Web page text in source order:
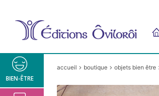
BIEN-ÊTRE
accueil boutique objets bien être